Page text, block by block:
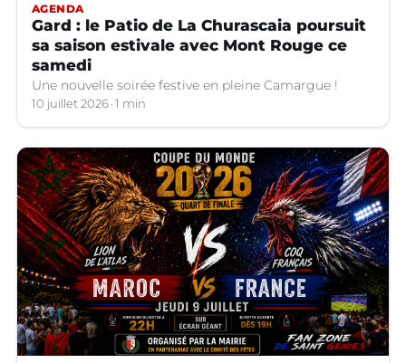
AGENDA
Gard : le Patio de La Churascaia poursuit
sa saison estivale avec Mont Rouge ce
samedi
Une nouvelle soirée festive en pleine Camargue !
10 juillet 2026 1 min